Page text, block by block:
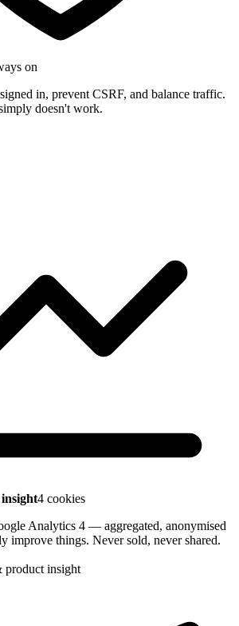
on
in, prevent CSRF, and balance traffic.
doesn't work.
4 cookies
Analytics 4 — aggregated, anonymised
improve things. Never sold, never shared.
product insight